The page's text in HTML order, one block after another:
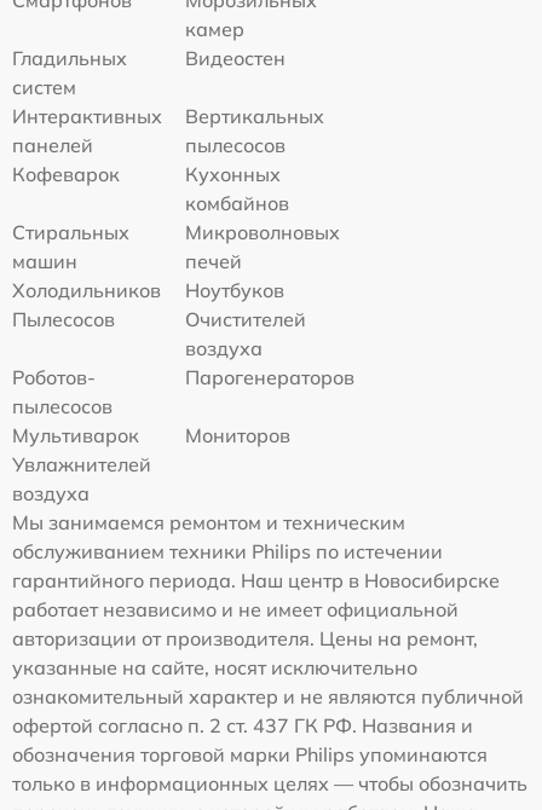
камер
Гладильных
систем
Видеостен
Интерактивных
панелей
Вертикальных
пылесосов
Кофеварок
Кухонных
комбайнов
Стиральных
машин
Микроволновых
печей
Холодильников
Ноутбуков
Пылесосов
Очистителей
воздуха
Роботов-
пылесосов
Парогенераторов
Мультиварок
Мониторов
Увлажнителей
воздуха
Мы занимаемся ремонтом и техническим
обслуживанием техники Philips по истечении
гарантийного периода. Наш центр в Новосибирске
работает независимо и не имеет официальной
авторизации от производителя. Цены на ремонт,
указанные на сайте, носят исключительно
ознакомительный характер и не являются публичной
офертой согласно п. 2 ст. 437 ГК РФ. Названия и
обозначения торговой марки Philips упоминаются
только в информационных целях — чтобы обозначить